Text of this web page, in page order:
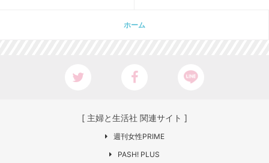
ホーム
[ 主婦と生活社 関連サイト ]
週刊女性PRIME
PASH! PLUS